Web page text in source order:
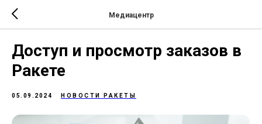
Медиацентр
Доступ и просмотр заказов в
Ракете
05.09.2024 НОВОСТИ РАКЕТЫ